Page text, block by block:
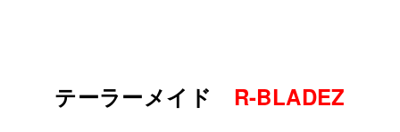
テーラーメイド R-BLADEZ